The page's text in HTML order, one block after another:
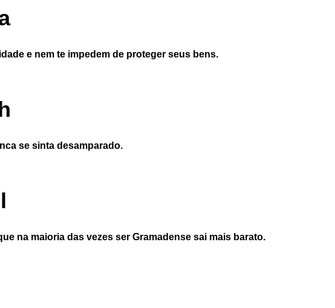
e nem te impedem de proteger seus bens.
se sinta desamparado.
na maioria das vezes ser Gramadense sai mais barato.